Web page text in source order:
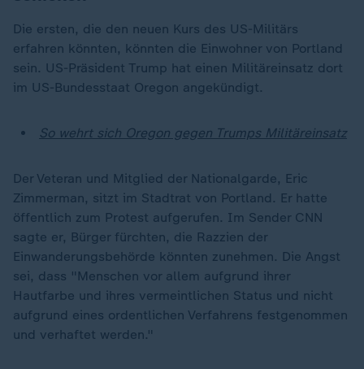
Die ersten, die den neuen Kurs des US-Militärs
erfahren könnten, könnten die Einwohner von Portland
sein. US-Präsident Trump hat einen Militäreinsatz dort
im US-Bundesstaat Oregon angekündigt.
So wehrt sich Oregon gegen Trumps Militäreinsatz
Der Veteran und Mitglied der Nationalgarde, Eric
Zimmerman, sitzt im Stadtrat von Portland. Er hatte
öffentlich zum Protest aufgerufen. Im Sender CNN
sagte er, Bürger fürchten, die Razzien der
Einwanderungsbehörde könnten zunehmen. Die Angst
sei, dass "Menschen vor allem aufgrund ihrer
Hautfarbe und ihres vermeintlichen Status und nicht
aufgrund eines ordentlichen Verfahrens festgenommen
und verhaftet werden."